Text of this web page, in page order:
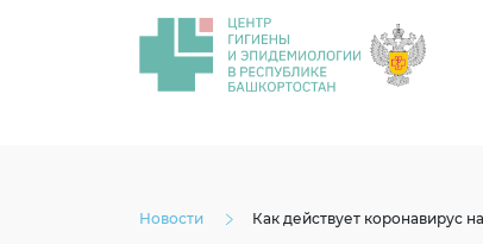
Новости Как действует коронавирус